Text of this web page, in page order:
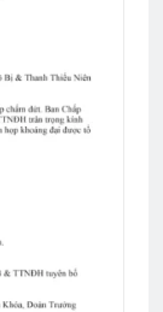
PNLV và